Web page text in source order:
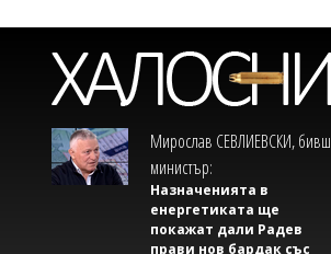
Мирослав СЕВЛИЕВСКИ, бивш
министър:
Назначенията в
енергетиката ще
покажат дали Радев
прави нов бардак със